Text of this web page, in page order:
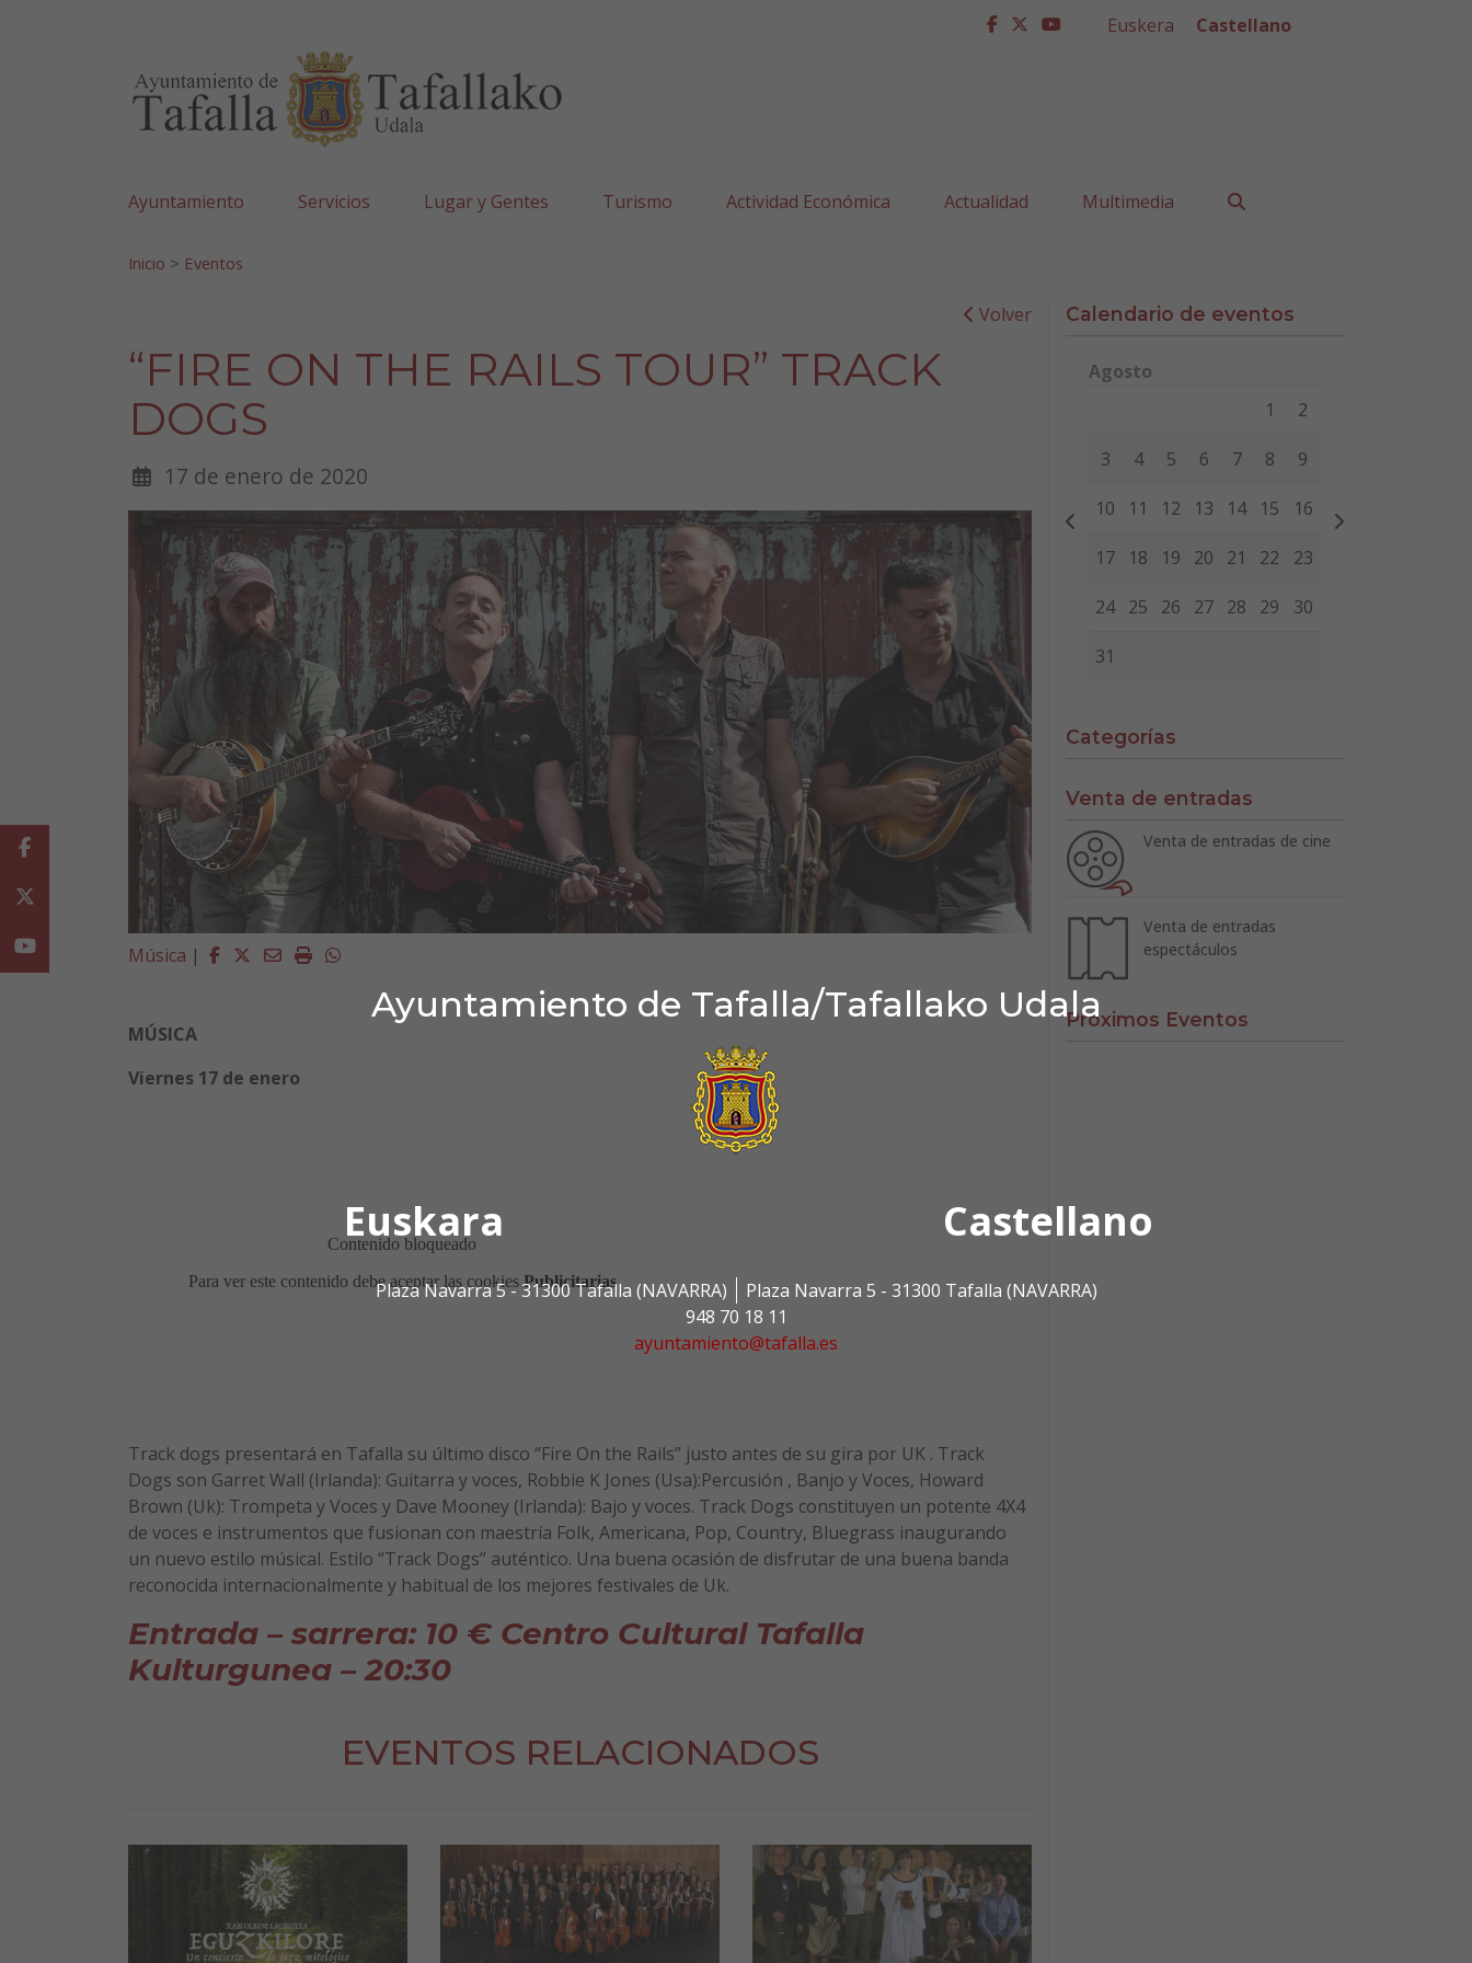
Ayuntamiento de Tafalla/Tafallako Udala
Euskara Castellano
Plaza Navarra 5 - 31300 Tafalla (NAVARRA)
Plaza Navarra 5 - 31300 Tafalla (NAVARRA)
948 70 18 11
ayuntamiento@tafalla.es
facebook
twitter
youtube
Euskera Castellano
Ayuntamiento Servicios Lugar y Gentes Turismo Actividad Económica Actualidad Multimedia
Inicio > Eventos
Volver
“FIRE ON THE RAILS TOUR” TRACK
DOGS
17 de enero de 2020
Música | Facebook
Twitter
EmailImprimirWhatsapp
MÚSICA
Viernes 17 de enero
Track dogs presentará en Tafalla su último disco “Fire On the Rails” justo antes de su gira por UK . Track
Dogs son Garret Wall (Irlanda): Guitarra y voces, Robbie K Jones (Usa):Percusión , Banjo y Voces, Howard
Brown (Uk): Trompeta y Voces y Dave Mooney (Irlanda): Bajo y voces. Track Dogs constituyen un potente 4X4
de voces e instrumentos que fusionan con maestría Folk, Americana, Pop, Country, Bluegrass inaugurando
un nuevo estilo músical. Estilo “Track Dogs” auténtico. Una buena ocasión de disfrutar de una buena banda
reconocida internacionalmente y habitual de los mejores festivales de Uk.
Entrada – sarrera: 10 € Centro Cultural Tafalla
Kulturgunea – 20:30
EVENTOS RELACIONADOS
Calendario de eventos
Agosto
Miércoles Jueves
1 2
3 4 5 6 7 8 9
10 11 12 13 14 15 16
17 18 19 20 21 22 23
24 25 26 27 28 29 30
31
Categorías
Venta de entradas
Venta de entradas de cine
Venta de entradas
espectáculos
Próximos Eventos
Facebook
Youtube